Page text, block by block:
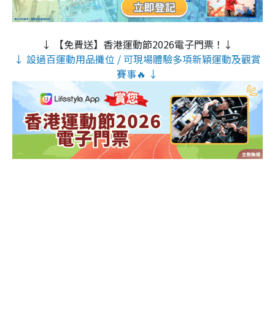
↓ 【免費送】香港運動節2026電子門票！↓
↓ 設過百運動用品攤位 / 可現場體驗多項新穎運動及觀賞
賽事🔥 ↓